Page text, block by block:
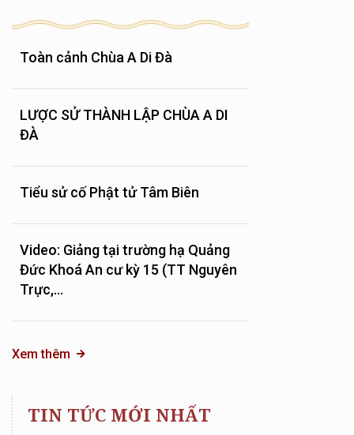
Toàn cảnh Chùa A Di Đà
LƯỢC SỬ THÀNH LẬP CHÙA A DI
ĐÀ
Tiểu sử cố Phật tử Tâm Biên
Video: Giảng tại trường hạ Quảng
Đức Khoá An cư kỳ 15 (TT Nguyên
Trực,...
Xem thêm
TIN TỨC MỚI NHẤT